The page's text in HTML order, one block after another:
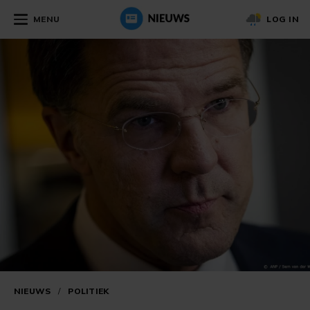
MENU LOG IN
NIEUWS / POLITIEK